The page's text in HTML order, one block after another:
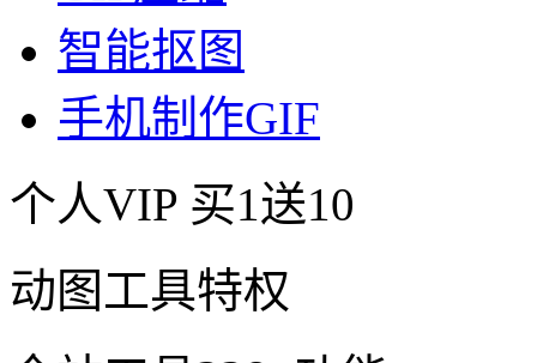
智能抠图
手机制作GIF
个人VIP 买1送10
动图工具特权